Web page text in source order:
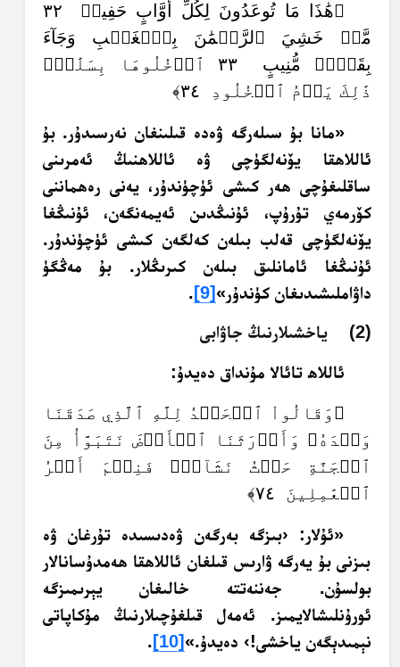
﴿هَٰذَا مَا تُوعَدُونَ لِكُلِّ أَوَّابٍ حَفِيظٖ ٣٢
مَّنۡ خَشِيَ ٱلرَّحۡمَٰنَ بِٱلۡغَيۡبِ وَجَآءَ
بِقَلۡبٖ مُّنِيبٍ ٣٣ ٱدۡخُلُوهَا بِسَلَٰمٖۖ
ذَٰلِكَ يَوۡمُ ٱلۡخُلُودِ ٣٤﴾ ‏
«مانا بۇ سىلەرگە ۋەدە قىلىنغان نەرسىدۇر. بۇ
ئاللاھقا يۆنەلگۈچى ۋە ئاللاھنىڭ ئەمرىنى
ساقلىغۇچى ھەر كىشى ئۈچۈندۇر،‏ يەنى رەھماننى
كۆرمەي تۇرۇپ، ئۇنىڭدىن ئەيمەنگەن، ئۇنىڭغا
يۆنەلگۈچى قەلب بىلەن كەلگەن كىشى ئۈچۈندۇر.‏
ئۇنىڭغا ئامانلىق بىلەن كىرىڭلار. بۇ مەڭگۈ
داۋاملىشىدىغان كۈندۇر» [9]
.‏
(2) ياخشىلارنىڭ جاۋابى
ئاللاھ تائالا مۇنداق دەيدۇ:
﴿وَقَالُواْ ٱلۡحَمۡدُ لِلَّهِ ٱلَّذِي صَدَقَنَا
وَعۡدَهُۥ وَأَوۡرَثَنَا ٱلۡأَرۡضَ نَتَبَوَّأُ مِنَ
ٱلۡجَنَّةِ حَيۡثُ نَشَآءُۖ فَنِعۡمَ أَجۡرُ
ٱلۡعَٰمِلِينَ ٧٤﴾
«ئۇلار: ‹بىزگە بەرگەن ۋەدىسىدە تۇرغان ۋە
بىزنى بۇ يەرگە ۋارىس قىلغان ئاللاھقا ھەمدۇسانالار
بولسۇن. جەننەتتە خالىغان يېرىمىزگە
ئورۇنلىشالايمىز. ئەمەل قىلغۇچىلارنىڭ مۇكاپاتى
نېمىدېگەن ياخشى!› دەيدۇ.» [10]
.